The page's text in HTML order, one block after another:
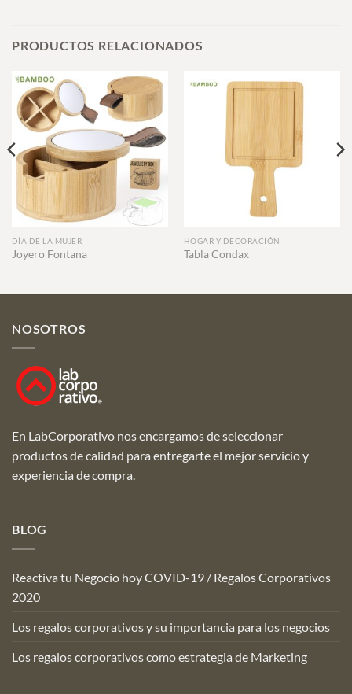
PRODUCTOS RELACIONADOS
DÍA DE LA MUJER
Joyero Fontana
HOGAR Y DECORACIÓN
Tabla Condax
NOSOTROS
En LabCorporativo nos encargamos de seleccionar
productos de calidad para entregarte el mejor servicio y
experiencia de compra.
BLOG
Reactiva tu Negocio hoy COVID-19 / Regalos Corporativos
2020
Los regalos corporativos y su importancia para los negocios
Los regalos corporativos como estrategia de Marketing